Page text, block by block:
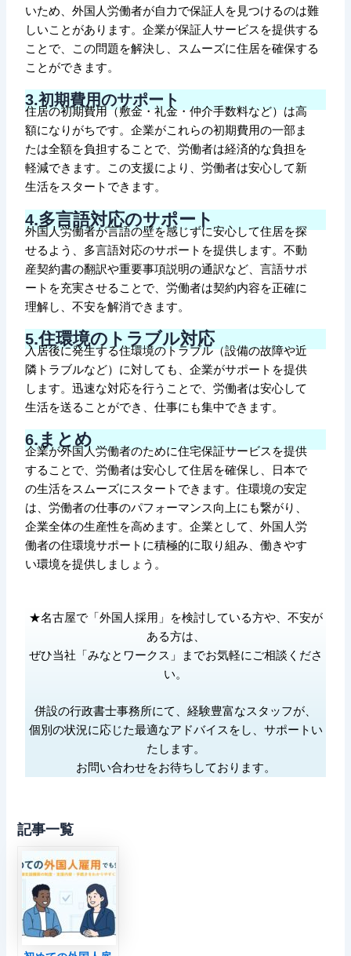
いため、外国人労働者が自力で保証人を見つけるのは難
しいことがあります。企業が保証人サービスを提供する
ことで、この問題を解決し、スムーズに住居を確保する
ことができます。
3.初期費用のサポート
住居の初期費用（敷金・礼金・仲介手数料など）は高
額になりがちです。企業がこれらの初期費用の一部ま
たは全額を負担することで、労働者は経済的な負担を
軽減できます。この支援により、労働者は安心して新
生活をスタートできます。
4.多言語対応のサポート
外国人労働者が言語の壁を感じずに安心して住居を探
せるよう、多言語対応のサポートを提供します。不動
産契約書の翻訳や重要事項説明の通訳など、言語サポ
ートを充実させることで、労働者は契約内容を正確に
理解し、不安を解消できます。
5.住環境のトラブル対応
入居後に発生する住環境のトラブル（設備の故障や近
隣トラブルなど）に対しても、企業がサポートを提供
します。迅速な対応を行うことで、労働者は安心して
生活を送ることができ、仕事にも集中できます。
6.まとめ
企業が外国人労働者のために住宅保証サービスを提供
することで、労働者は安心して住居を確保し、日本で
の生活をスムーズにスタートできます。住環境の安定
は、労働者の仕事のパフォーマンス向上にも繋がり、
企業全体の生産性を高めます。企業として、外国人労
働者の住環境サポートに積極的に取り組み、働きやす
い環境を提供しましょう。
★名古屋で「外国人採用」を検討している方や、不安が
ある方は、
ぜひ当社「みなとワークス」までお気軽にご相談くださ
い。
併設の行政書士事務所にて、経験豊富なスタッフが、
個別の状況に応じた最適なアドバイスをし、サポートい
たします。
お問い合わせをお待ちしております。
記事一覧